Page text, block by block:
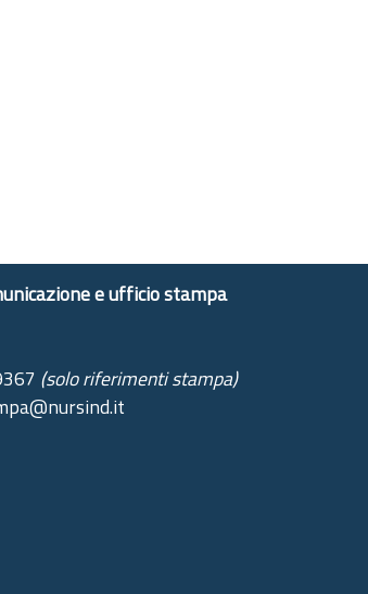
e ufficio stampa
(solo riferimenti stampa)